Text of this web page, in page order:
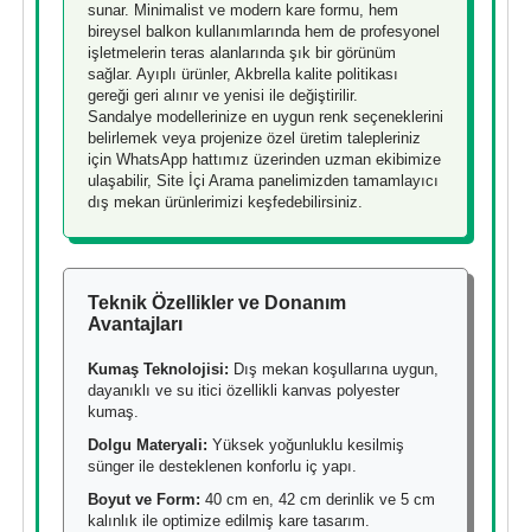
sunar. Minimalist ve modern kare formu, hem
bireysel balkon kullanımlarında hem de profesyonel
işletmelerin teras alanlarında şık bir görünüm
sağlar. Ayıplı ürünler, Akbrella kalite politikası
gereği geri alınır ve yenisi ile değiştirilir.
Sandalye modellerinize en uygun renk seçeneklerini
belirlemek veya projenize özel üretim talepleriniz
için WhatsApp hattımız üzerinden uzman ekibimize
ulaşabilir, Site İçi Arama panelimizden tamamlayıcı
dış mekan ürünlerimizi keşfedebilirsiniz.
Teknik Özellikler ve Donanım
Avantajları
Kumaş Teknolojisi: Dış mekan koşullarına uygun,
dayanıklı ve su itici özellikli kanvas polyester
kumaş.
Dolgu Materyali: Yüksek yoğunluklu kesilmiş
sünger ile desteklenen konforlu iç yapı.
Boyut ve Form: 40 cm en, 42 cm derinlik ve 5 cm
kalınlık ile optimize edilmiş kare tasarım.